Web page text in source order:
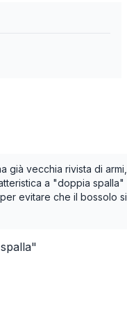
già vecchia rivista di armi,
a "doppia spalla"
evitare che il bossolo si